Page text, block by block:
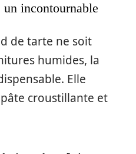
incontournable
de tarte ne soit
humides, la
Elle
croustillante et